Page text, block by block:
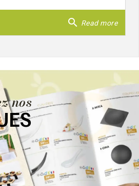
search Read more
nos